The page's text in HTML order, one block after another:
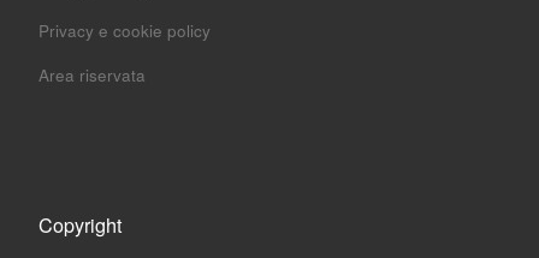
Privacy e cookie policy
Area riservata
Copyright